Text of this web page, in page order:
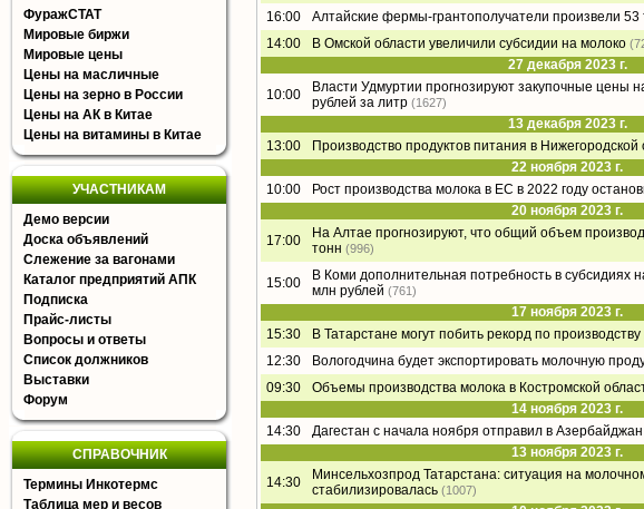
ФуражСТАТ
Мировые биржи
Мировые цены
Цены на масличные
Цены на зерно в России
Цены на АК в Китае
Цены на витамины в Китае
УЧАСТНИКАМ
Демо версии
Доска объявлений
Слежение за вагонами
Каталог предприятий АПК
Подписка
Прайс-листы
Вопросы и ответы
Список должников
Выставки
Форум
СПРАВОЧНИК
Термины Инкотермс
Таблица мер и весов
16:00 Алтайские фермы-грантополучатели произвели 53
14:00 В Омской области увеличили субсидии на молоко
27 декабря 2023 г.
10:00
Власти Удмуртии прогнозируют закупочные цены
рублей за литр (1627)
13 декабря 2023 г.
13:00
Производство продуктов питания в
22 ноября 2023 г.
10:00
Рост производства молока в ЕС в 2022 году
20 ноября 2023 г.
17:00
На Алтае прогнозируют, что общий объем
тонн (996)
15:00
В Коми дополнительная потребность в субсидиях
млн рублей (761)
17 ноября 2023 г.
15:30
В Татарстане могут побить рекорд по
12:30 Вологодчина будет экспортировать молочную
09:30 Объемы производства молока в Костромской
14 ноября 2023 г.
14:30
Дагестан с начала ноября отправил в
13 ноября 2023 г.
14:30
Минсельхозпрод Татарстана: ситуация на
стабилизировалась (1007)